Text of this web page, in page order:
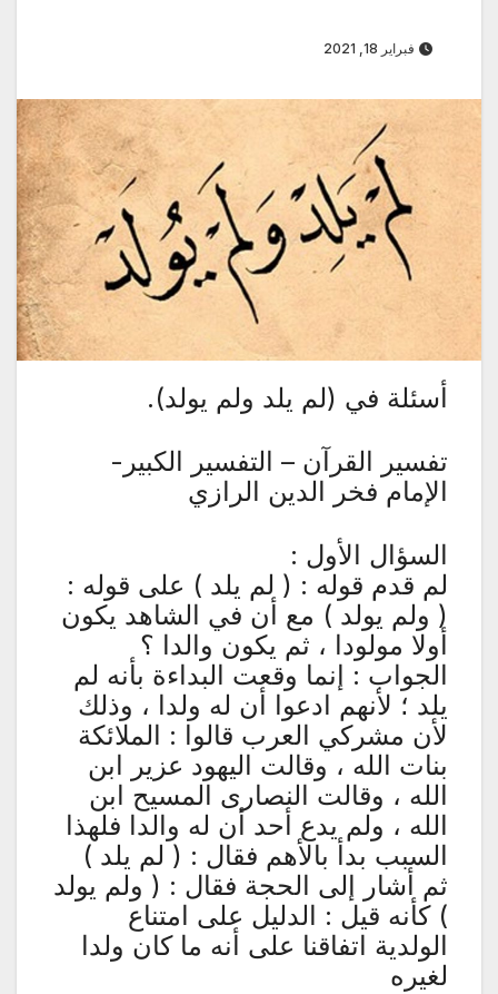
فبراير 18, 2021
أسئلة في (لم يلد ولم يولد).
تفسير القرآن – التفسير الكبير-
الإمام فخر الدين الرازي
السؤال الأول :
لم قدم قوله : ( لم يلد ) على قوله :
( ولم يولد ) مع أن في الشاهد يكون
أولا مولودا ، ثم يكون والدا ؟
الجواب : إنما وقعت البداءة بأنه لم
يلد ؛ لأنهم ادعوا أن له ولدا ، وذلك
لأن مشركي العرب قالوا : الملائكة
بنات الله ، وقالت اليهود عزير ابن
الله ، وقالت النصارى المسيح ابن
الله ، ولم يدع أحد أن له والدا فلهذا
السبب بدأ بالأهم فقال : ( لم يلد )
ثم أشار إلى الحجة فقال : ( ولم يولد
) كأنه قيل : الدليل على امتناع
الولدية اتفاقنا على أنه ما كان ولدا
لغيره